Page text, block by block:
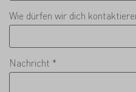
Wie dürfen wir dich
Nachricht *